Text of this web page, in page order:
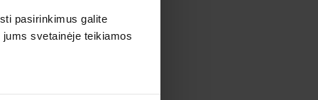
pasirinkimus galite
svetainėje teikiamos